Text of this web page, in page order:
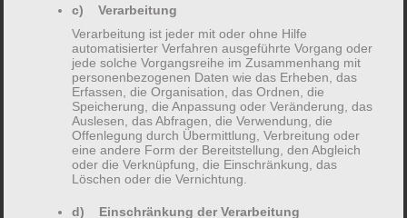
geschützten Raum der Therapie schauen
wir uns gemeinsam Ihr Erleben der
Umwelt an und arbeiten damit. Das Ziel
ist es, ihren Leidensdruck deutlich zu
verringern.
Eine Verhaltenstherapie kann
beispielsweise bei den folgenden
c) Verarbeitung
Verarbeitung ist jeder mit oder ohne Hilfe
automatisierter Verfahren ausgeführte Vorgang oder
jede solche Vorgangsreihe im Zusammenhang mit
personenbezogenen Daten wie das Erheben, das
Erfassen, die Organisation, das Ordnen, die
Speicherung, die Anpassung oder Veränderung, das
Auslesen, das Abfragen, die Verwendung, die
Offenlegung durch Übermittlung, Verbreitung oder
eine andere Form der Bereitstellung, den Abgleich
oder die Verknüpfung, die Einschränkung, das
Löschen oder die Vernichtung.
d) Einschränkung der Verarbeitung